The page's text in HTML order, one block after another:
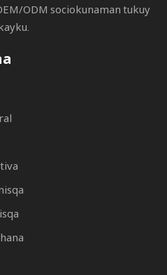
ODM sociokunaman tukuy